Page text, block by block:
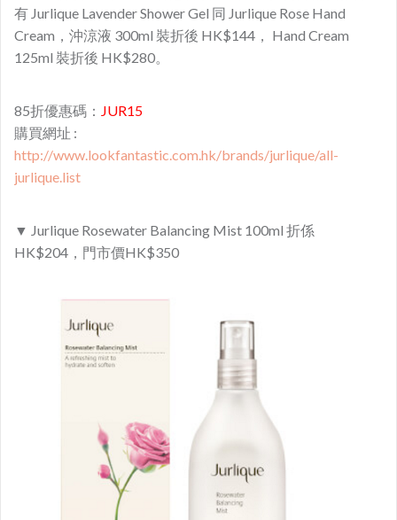
有 Jurlique Lavender Shower Gel 同 Jurlique Rose Hand
Cream，沖涼液 300ml 裝折後 HK$144， Hand Cream
125ml 裝折後 HK$280。
85折優惠碼： JUR15
購買網址 :
http://www.lookfantastic.com.hk/brands/jurlique/all-
jurlique.list
▼ Jurlique Rosewater Balancing Mist 100ml 折係
HK$204，門市價HK$350